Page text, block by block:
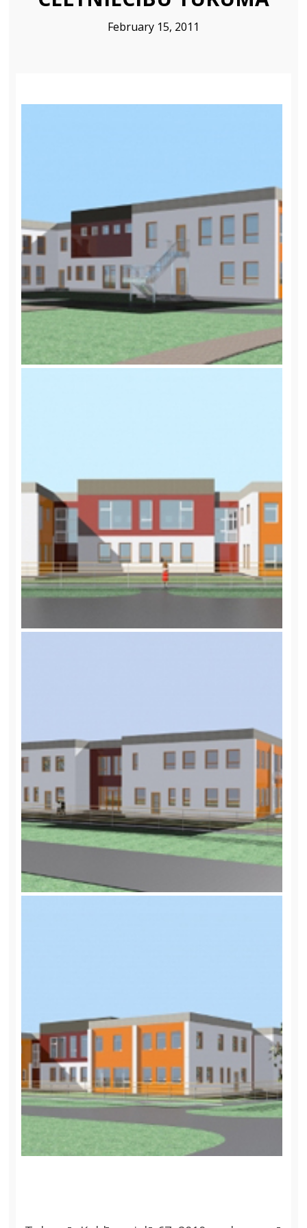
2024
February 15, 2011